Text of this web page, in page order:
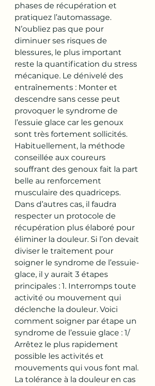
phases de récupération et
pratiquez l’automassage.
N’oubliez pas que pour
diminuer ses risques de
blessures, le plus important
reste la quantification du stress
mécanique. Le dénivelé des
entraînements : Monter et
descendre sans cesse peut
provoquer le syndrome de
l’essuie glace car les genoux
sont très fortement sollicités.
Habituellement, la méthode
conseillée aux coureurs
souffrant des genoux fait la part
belle au renforcement
musculaire des quadriceps.
Dans d’autres cas, il faudra
respecter un protocole de
récupération plus élaboré pour
éliminer la douleur. Si l’on devait
diviser le traitement pour
soigner le syndrome de l’essuie-
glace, il y aurait 3 étapes
principales : 1. Interromps toute
activité ou mouvement qui
déclenche la douleur. Voici
comment soigner par étape un
syndrome de l’essuie glace : 1/
Arrêtez le plus rapidement
possible les activités et
mouvements qui vous font mal.
La tolérance à la douleur en cas